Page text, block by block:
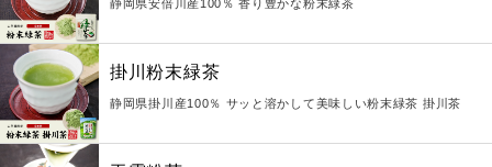
静岡県安倍川産100％ 香り豊かな粉末緑茶
掛川粉末緑茶
静岡県掛川産100％ サッと溶かして美味しい粉末緑茶 掛川茶